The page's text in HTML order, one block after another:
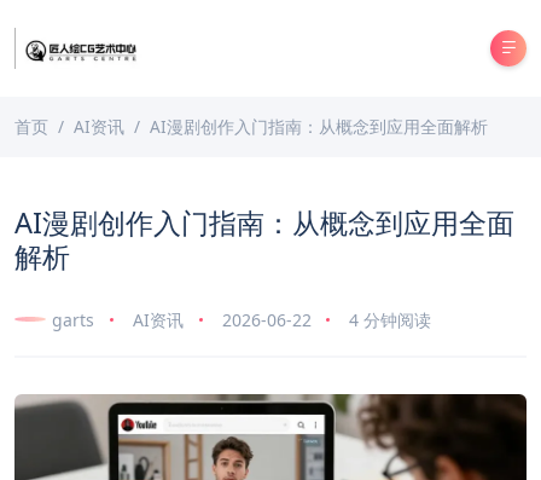
首页 AI资讯 AI漫剧创作入门指南：从概念到应用全面解析
AI漫剧创作入门指南：从概念到应用全面
解析
garts AI资讯 2026-06-22 4 分钟阅读